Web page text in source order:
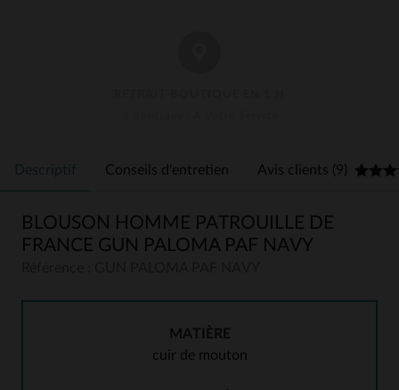
Descriptif Conseils d'entretien Avis clients (9)
BLOUSON HOMME PATROUILLE DE
FRANCE GUN PALOMA PAF NAVY
MATIÈRE
cuir de mouton